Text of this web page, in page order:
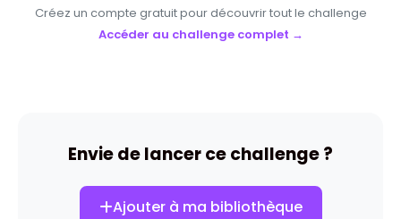
Créez un compte gratuit pour découvrir tout le challenge
Accéder au challenge complet →
Envie de lancer ce challenge ?
Ajouter à ma bibliothèque